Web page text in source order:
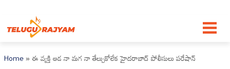
Home»ఈ వ్యక్తి ఆడ నా మగ నా తేల్చుకోలేక హైదరాబాద్ పోలీసులు పరేషాన్